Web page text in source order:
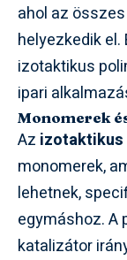
ahol az
helyezkedik
izotaktikus
ipari
Monomerek
Az
monomerek,
lehetnek,
egymáshoz. A
katalizátor